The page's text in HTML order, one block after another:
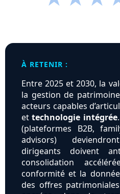
À RETENIR :
Entre 2025 et 2030, la
la gestion de
acteurs capables
ettechnologie intégrée
(plateformes B2B,
advisors)
dirigeants doivent
consolidation
conformité et la
des offres